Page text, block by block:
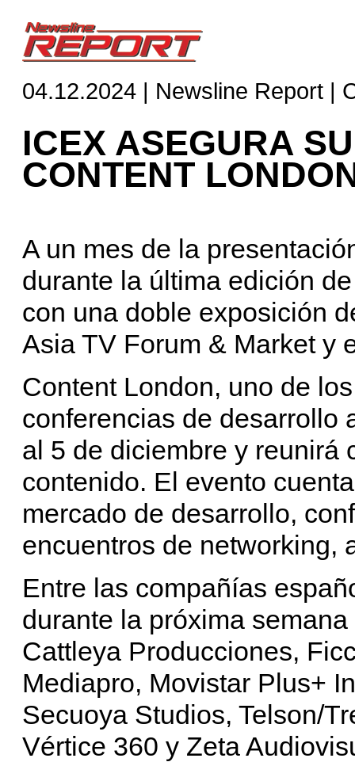
04.12.2024 | Newsline Report |
ICEX ASEGURA
CONTENT
A un mes de la
durante la última edición
con una doble exposición
Asia TV Forum & Market y
Content London, uno de
conferencias de desarrollo
al 5 de diciembre y reunirá
contenido. El evento
mercado de desarrollo,
encuentros de networking,
Entre las compañías
durante la próxima
Cattleya Producciones,
Mediapro, Movistar Plus+
Secuoya Studios, Telson/
Vértice 360 y Zeta